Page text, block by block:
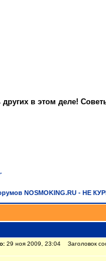
других в этом деле!
NOSMOKING.RU - НЕ
29 ноя 2009, 23:04 Заголовок